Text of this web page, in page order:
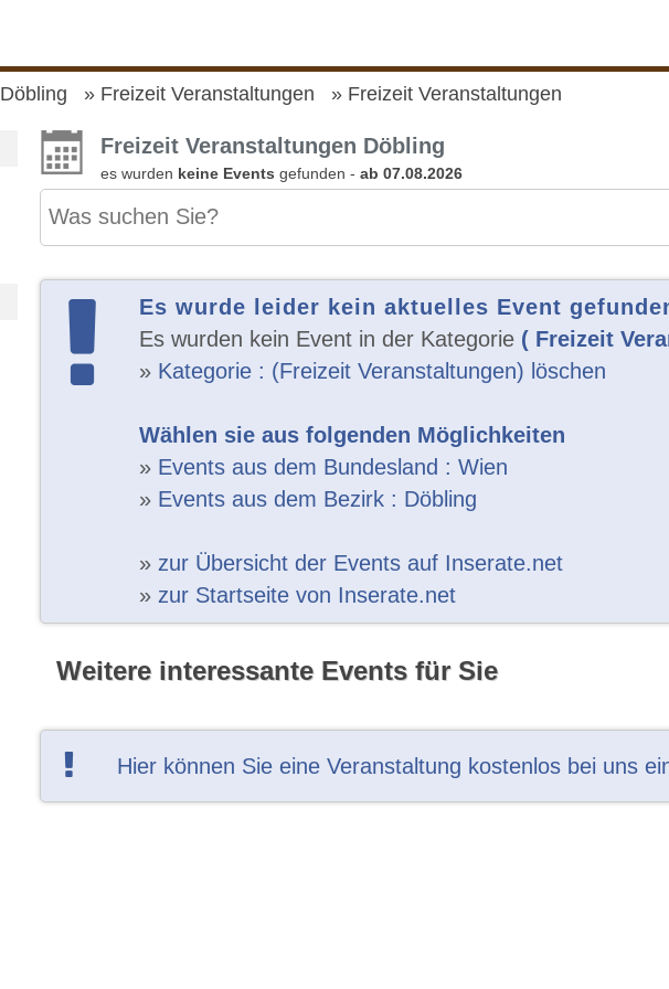
Döbling Freizeit Veranstaltungen Freizeit Veranstaltungen
Freizeit Veranstaltungen Döbling
es wurden keine Events gefunden - ab 07.08.2026
Es wurde leider kein aktuelles Event
Es wurden kein Event in der Kategorie ( Freizeit
» Kategorie : (Freizeit Veranstaltungen) löschen
Wählen sie aus folgenden Möglichkeiten
» Events aus dem Bundesland : Wien
» Events aus dem Bezirk : Döbling
» zur Übersicht der Events auf Inserate.net
» zur Startseite von Inserate.net
Weitere interessante Events für Sie
Hier können Sie eine Veranstaltung kostenlos bei uns